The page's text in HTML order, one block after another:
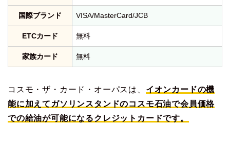
国際ブランド VISA/MasterCard/JCB
ETCカード 無料
家族カード 無料
コスモ・ザ・カード・オーパスは、 イオンカードの機
能に加えてガソリンスタンドのコスモ石油で会員価格
での給油が可能になるクレジットカードです。